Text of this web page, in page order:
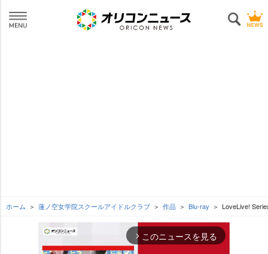
ホーム 蓮ノ空女学院スクールアイドルクラブ 作品 Blu-ray LoveLive!
arrow_forward_ios このニュースを見る